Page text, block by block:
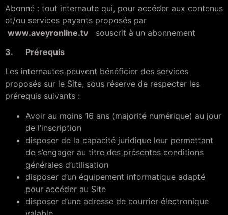
Abonné : tout internaute qui, pour accéder aux contenus
et/ou services payants proposés par
www.aveyronline.tv souscrit à un abonnement
3. Prérequis
Les internautes peuvent bénéficier des services
proposés sur le Site, sous réserve de respecter les
prérequis suivants :
Avoir au moins 16 ans (majorité numérique) au jour
de l’inscription
disposer de la capacité juridique leur permettant
de s’engager au titre des présentes conditions
générales d’utilisation
disposer d’un équipement informatique adapté
pour accéder au Site
disposer d’une adresse de courrier électronique